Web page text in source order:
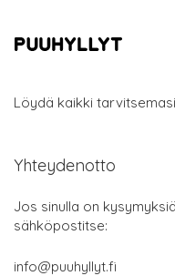
Löydä kaikki
Yhteydenotto
Jos sinulla on
sähköpostitse:
info@puuhyllyt.fi